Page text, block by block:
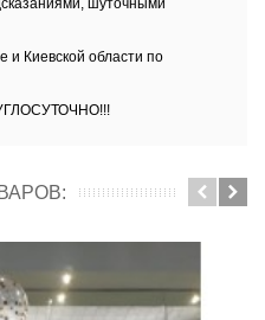
и Киевской области по